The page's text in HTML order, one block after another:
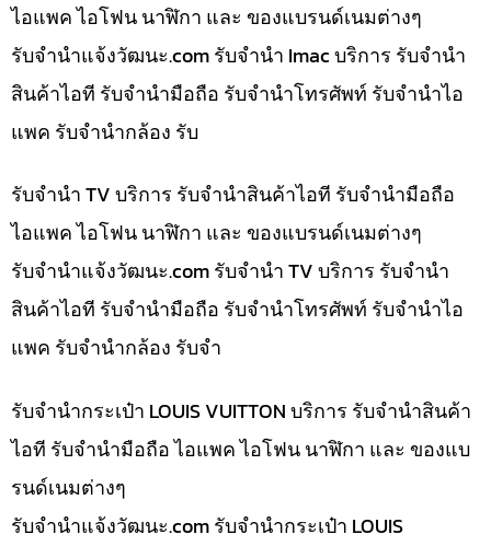
ไอแพค ไอโฟน นาฬิกา และ ของแบรนด์เนมต่างๆ
รับจํานําแจ้งวัฒนะ.com รับจำนำ Imac บริการ รับจำนำ
สินค้าไอที รับจำนำมือถือ รับจำนำโทรศัพท์ รับจำนำไอ
แพค รับจำนำกล้อง รับ
รับจำนำ TV บริการ รับจำนำสินค้าไอที รับจำนำมือถือ
ไอแพค ไอโฟน นาฬิกา และ ของแบรนด์เนมต่างๆ
รับจํานําแจ้งวัฒนะ.com รับจำนำ TV บริการ รับจำนำ
สินค้าไอที รับจำนำมือถือ รับจำนำโทรศัพท์ รับจำนำไอ
แพค รับจำนำกล้อง รับจำ
รับจำนำกระเป๋า LOUIS VUITTON บริการ รับจำนำสินค้า
ไอที รับจำนำมือถือ ไอแพค ไอโฟน นาฬิกา และ ของแบ
รนด์เนมต่างๆ
รับจํานําแจ้งวัฒนะ.com รับจำนำกระเป๋า LOUIS